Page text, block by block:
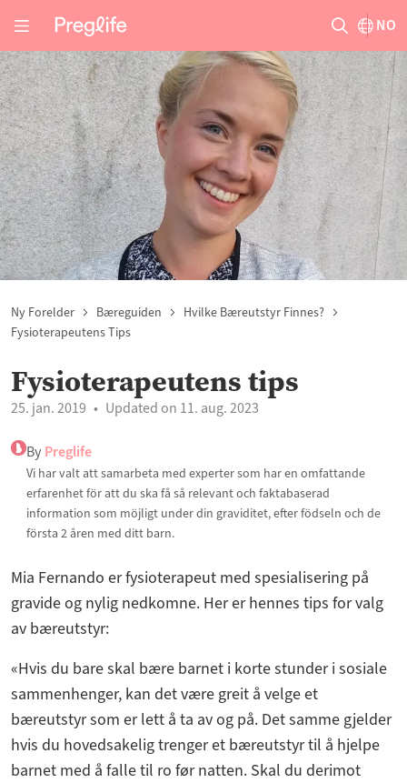
NO
Ny Forelder Bæreguiden
Hvilke Bæreutstyr Finnes?
Fysioterapeutens Tips
Fysioterapeutens tips
25. jan. 2019 Updated on 11. aug. 2023
By Preglife
Vi har valt att samarbeta med experter som har en omfattande
erfarenhet för att du ska få så relevant och faktabaserad
information som möjligt under din graviditet, efter födseln och de
första 2 åren med ditt barn.
Mia Fernando er fysioterapeut med spesialisering på
gravide og nylig nedkomne. Her er hennes tips for valg
av bæreutstyr:
«Hvis du bare skal bære barnet i korte stunder i sosiale
sammenhenger, kan det være greit å velge et
bæreutstyr som er lett å ta av og på. Det samme gjelder
hvis du hovedsakelig trenger et bæreutstyr til å hjelpe
barnet med å falle til ro før natten. Skal du derimot